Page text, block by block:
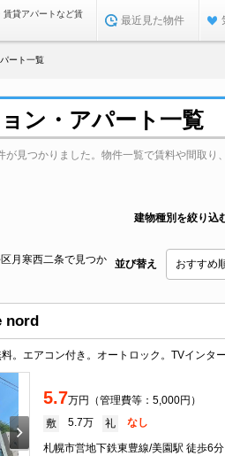
賃貸アパートなど賃
最近見た物件
ート一覧
ン・アパート一覧
見つかりました。物件一覧で賃料や間取り
建物種別を絞り込
月寒西二条で見つか
並び替え
nord
5.7万円（管理費等：5,000円）
敷 5.7万 礼 なし
札幌市営地下鉄東豊線/美園駅 徒歩6分